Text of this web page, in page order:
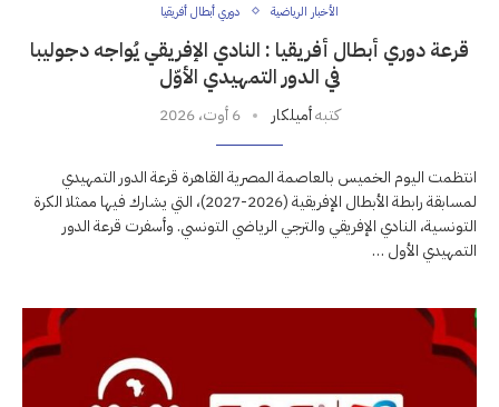
الأخبار الرياضية دوري أبطال أفريقيا
قرعة دوري أبطال أفريقيا : النادي الإفريقي يُواجه دجوليبا
في الدور التمهيدي الأوّل
كتبهأميلكار 6 أوت، 2026
انتظمت اليوم الخميس بالعاصمة المصرية القاهرة قرعة الدور التمهيدي
لمسابقة رابطة الأبطال الإفريقية (2026-2027)، التي يشارك فيها ممثلا الكرة
التونسية، النادي الإفريقي والترجي الرياضي التونسي. وأسفرت قرعة الدور
التمهيدي الأول …